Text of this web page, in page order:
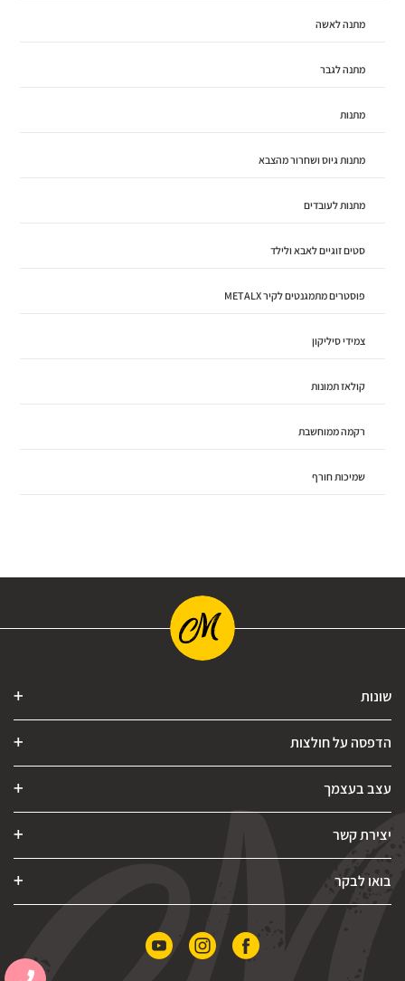
מתנה לאשה
מתנה לגבר
מתנות
מתנות גיוס ושחרור מהצבא
מתנות לעובדים
סטים זוגיים לאבא ולילד
פוסטרים מתמגנטים לקיר METALX
צמידי סיליקון
קולאז תמונות
רקמה ממוחשבת
שמיכות חורף
שונות
הדפסה על חולצות
עצב בעצמך
יצירת קשר
בואו לבקר